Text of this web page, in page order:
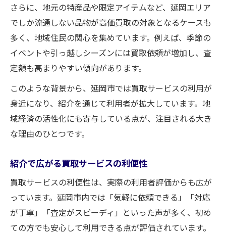
実際の実績から学ぶ買取プリプラン活用法
利用者の実績で分かる買取の実態
高評価を集める買取サービスの共通点
買取選びで参考にしたい体験談を紹介
さらに、地元の特産品や限定アイテムなど、延岡エリア
でしか流通しない品物が高価買取の対象となるケースも
多く、地域住民の関心を集めています。例えば、季節の
イベントや引っ越しシーズンには買取依頼が増加し、査
定額も高まりやすい傾向があります。
このような背景から、延岡市では買取サービスの利用が
身近になり、紹介を通じて利用者が拡大しています。地
域経済の活性化にも寄与している点が、注目される大き
な理由のひとつです。
紹介で広がる買取サービスの利便性
買取サービスの利便性は、実際の利用者評価からも広が
っています。延岡市内では「気軽に依頼できる」「対応
が丁寧」「査定がスピーディ」といった声が多く、初め
ての方でも安心して利用できる点が評価されています。